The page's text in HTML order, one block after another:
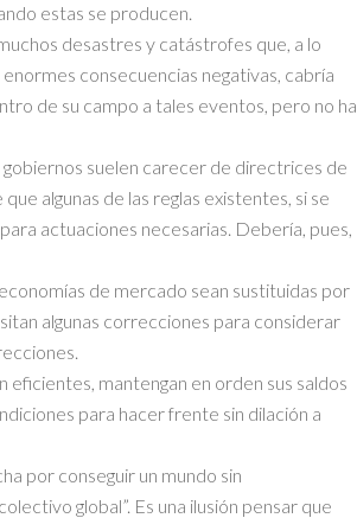
estas se producen.
desastres y catástrofes que, a lo
consecuencias negativas, cabría
de su campo a tales eventos, pero no ha
gobiernos suelen carecer de directrices de
algunas de las reglas existentes, si se
actuaciones necesarias. Debería, pues,
de mercado sean sustituidas por
algunas correcciones para considerar
eficientes, mantengan en orden sus saldos
para hacer frente sin dilación a
por conseguir un mundo sin
global”. Es una ilusión pensar que